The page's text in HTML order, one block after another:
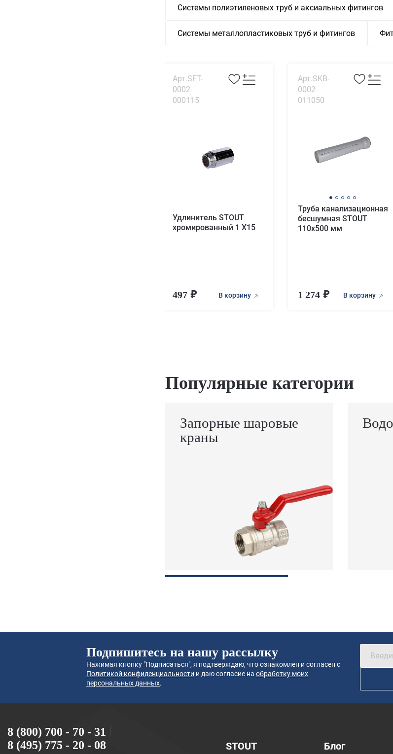
Системы полиэтиленовых труб и аксиальных фитингов
Системы металлопластиковых труб и фитингов
Арт.SFT-
0002-
000115
Удлинитель STOUT
хромированный 1 X15
497 В корзину
Арт.SKB-
0002-
011050
Труба канализационная
бесшумная STOUT
110х500 мм
1 274 В корзину
Популярные категории
Запорные шаровые
краны
Подпишитесь на нашу рассылку
Нажимая кнопку "Подписаться", я подтверждаю, что ознакомлен и согласен с
Политикой конфиденциальности и даю согласие на обработку моих
персональных данных.
8 (800) 700 - 70 - 31
8 (495) 775 - 20 - 08
STOUT Блог